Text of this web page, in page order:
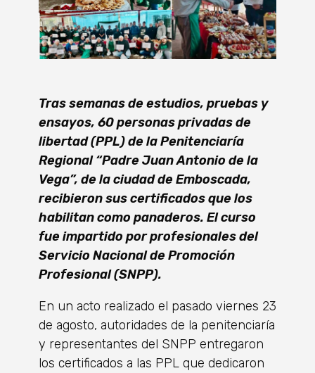
Tras semanas de estudios, pruebas y
ensayos, 60 personas privadas de
libertad (PPL) de la Penitenciaría
Regional “Padre Juan Antonio de la
Vega”, de la ciudad de Emboscada,
recibieron sus certificados que los
habilitan como panaderos. El curso
fue impartido por profesionales del
Servicio Nacional de Promoción
Profesional (SNPP).
En un acto realizado el pasado viernes 23
de agosto, autoridades de la penitenciaría
y representantes del SNPP entregaron
los certificados a las PPL que dedicaron